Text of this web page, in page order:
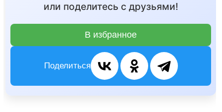
или поделитесь с друзьями!
В избранное
Поделиться